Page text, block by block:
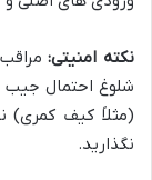
نکته امنیتی:
شلوغ احتمال جیب
(مثلاً کیف کمری)
نگذارید.